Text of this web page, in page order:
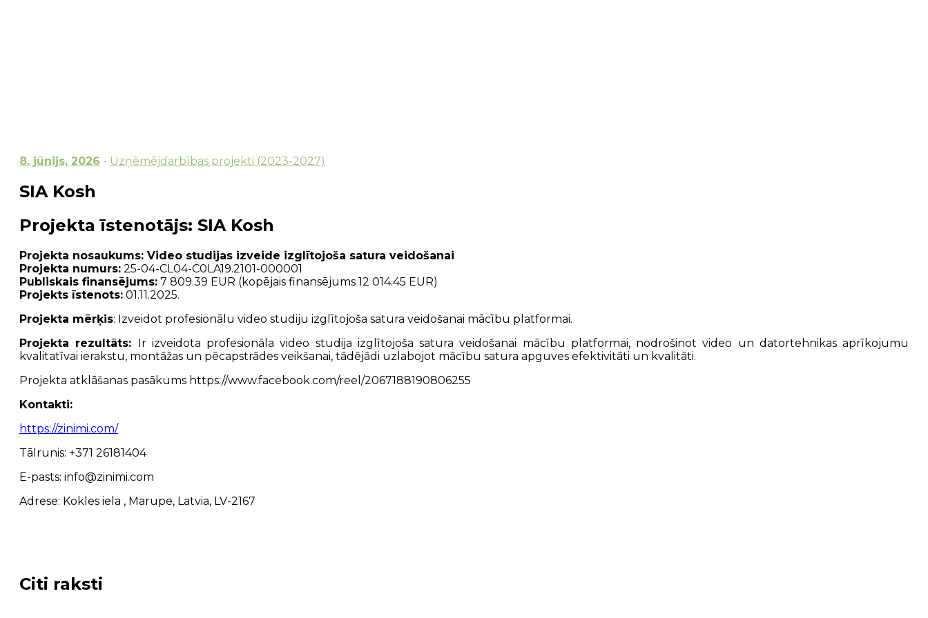
8. jūnijs, 2026 - Uzņēmējdarbības projekti (2023-2027)
SIA Kosh
Projekta īstenotājs: SIA Kosh
Projekta nosaukums: Video studijas izveide izglītojoša satura veidošanai
Projekta numurs: 25-04-CL04-C0LA19.2101-000001
Publiskais finansējums: 7 809.39 EUR (kopējais finansējums 12 014.45 EUR)
Projekts īstenots: 01.11.2025.
Projekta mērķis: Izveidot profesionālu video studiju izglītojoša satura veidošanai mācību platformai.
Projekta rezultāts: Ir izveidota profesionāla video studija izglītojoša satura veidošanai mācību platformai, nodrošinot video un datortehnikas aprīkojumu
kvalitatīvai ierakstu, montāžas un pēcapstrādes veikšanai, tādējādi uzlabojot mācību satura apguves efektivitāti un kvalitāti.
Projekta atklāšanas pasākums https://www.facebook.com/reel/2067188190806255
Kontakti:
https://zinimi.com/
Tālrunis: +371 26181404
E-pasts: info@zinimi.com
Adrese: Kokles iela , Marupe, Latvia, LV-2167
Citi raksti